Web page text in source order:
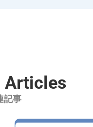
いたします。
Articles
記事